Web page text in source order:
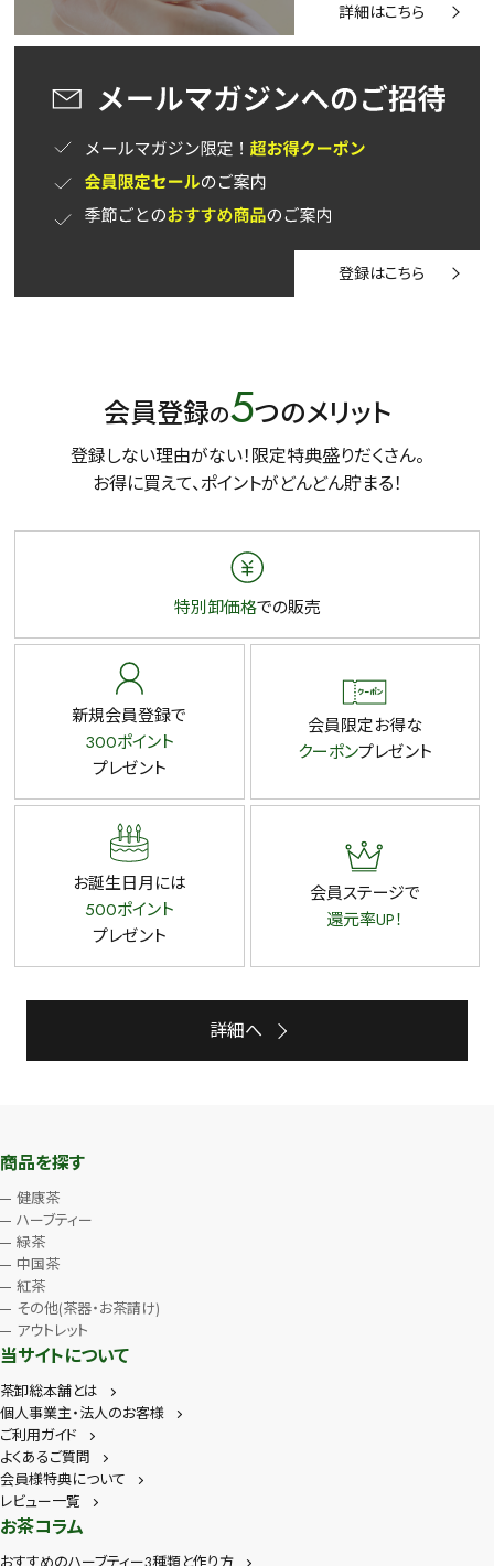
詳細はこちら
登録はこちら
会員登録の5つのメリット
登録しない理由がない！限定特典盛りだくさん。
お得に買えて、ポイントがどんどん貯まる！
特別卸価格での販売
新規会員登録で
300ポイント
プレゼント
会員限定お得な
クーポンプレゼント
お誕生日月には
500ポイント
プレゼント
会員ステージで
還元率UP！
詳細へ
商品を探す
健康茶
ハーブティー
緑茶
中国茶
紅茶
その他(茶器・お茶請け)
アウトレット
当サイトについて
茶卸総本舗とは
個人事業主・法人のお客様
ご利用ガイド
よくあるご質問
会員様特典について
レビュー一覧
お茶コラム